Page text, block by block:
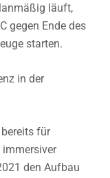
läuft,
gegen Ende des
starten.
in der
für
immersiver
den Aufbau